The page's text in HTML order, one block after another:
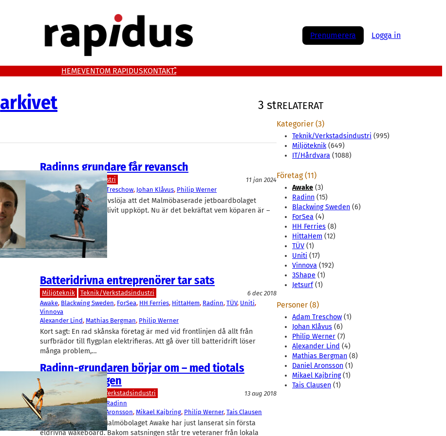
Prenumerera Logga in
HEMEVENTOM RAPIDUSKONTAKT
arkivet 3 st
Radinns grundare får revansch
Teknik/Verkstadsindustri
11 jan 2024
Awake, Radinn Adam Treschow, Johan Klåvus, Philip Werner
Igår kunde Rapidus avslöja att det Malmöbaserade jetboardbolaget
Radinns konkursbo blivit uppköpt. Nu är det bekräftat vem köparen är –
och han får sitt livs…
Batteridrivna entreprenörer tar sats
Miljöteknik Teknik/Verkstadsindustri
6 dec 2018
Awake, Blackwing Sweden, ForSea, HH Ferries, HittaHem, Radinn, TÜV, Uniti
Vinnova
Alexander Lind, Mathias Bergman, Philip Werner
Kort sagt: En rad skånska företag är med vid frontlinjen då allt från
surfbrädor till flygplan elektrifieras. Att gå över till batteridrift löser
många problem,…
Radinn-grundaren börjar om – med tiotals
miljoner i ryggen
IT/Hårdvara Teknik/Verkstadsindustri
13 aug 2018
3Shape, Awake, Jetsurf, Radinn
Alexander Lind , Daniel Aronsson, Mikael Kajbring, Philip Werner, Tais Clausen
Det relativt okända Malmöbolaget Awake har just lanserat sin första
eldrivna wakeboard. Bakom satsningen står tre veteraner från lokala
RELATERAT
Kategorier (3)
Teknik/Verkstadsindustri (995)
Miljöteknik(649)
IT/Hårdvara (1088)
Företag (11)
Awake (3)
Radinn (15)
Blackwing Sweden (6)
ForSea (4)
HH Ferries (8)
HittaHem (12)
TÜV (1)
Uniti (17)
Vinnova (192)
3Shape (1)
Jetsurf(1)
Personer (8)
Adam Treschow (1)
Johan Klåvus (6)
Philip Werner (7)
Alexander Lind (4)
Mathias Bergman (8)
Daniel Aronsson (1)
Mikael Kajbring(1)
Tais Clausen (1)